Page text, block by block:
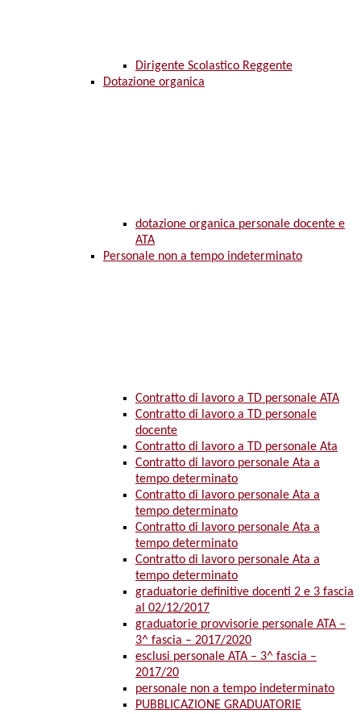
Dirigente Scolastico Reggente
Dotazione organica
dotazione organica personale docente e
ATA
Personale non a tempo indeterminato
Contratto di lavoro a TD personale ATA
Contratto di lavoro a TD personale
docente
Contratto di lavoro a TD personale Ata
Contratto di lavoro personale Ata a
tempo determinato
Contratto di lavoro personale Ata a
tempo determinato
Contratto di lavoro personale Ata a
tempo determinato
Contratto di lavoro personale Ata a
tempo determinato
graduatorie definitive docenti 2 e 3 fascia
al 02/12/2017
graduatorie provvisorie personale ATA –
3^ fascia – 2017/2020
esclusi personale ATA – 3^ fascia –
2017/20
personale non a tempo indeterminato
PUBBLICAZIONE GRADUATORIE